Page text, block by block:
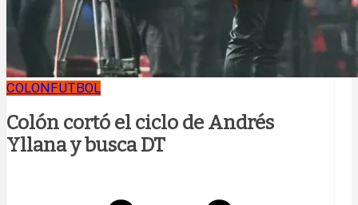
COLONFUTBOL
Colón cortó el ciclo de Andrés
Yllana y busca DT